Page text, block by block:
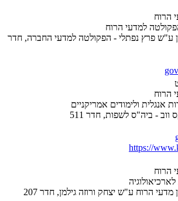
הרוח
למדעי הרוח
ע"ש פרץ נפתלי - הפקולטה למדעי החברה, חדר
הרוח
אנגלית ולימודים אמריקניים
ווב - ביה"ס לשפות, חדר 511
https://
הרוח
לארכיאולוגיה
מדעי הרוח ע"ש יצחק ורוזה גילמן, חדר 207